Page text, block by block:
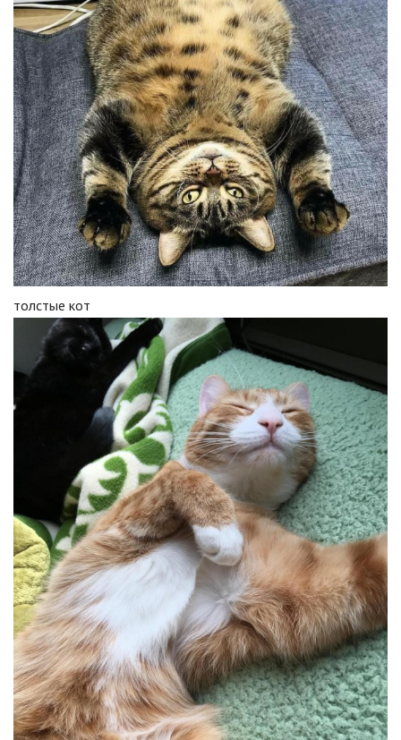
толстые кот